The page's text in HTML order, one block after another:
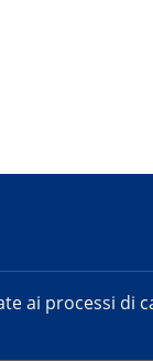
ai processi di